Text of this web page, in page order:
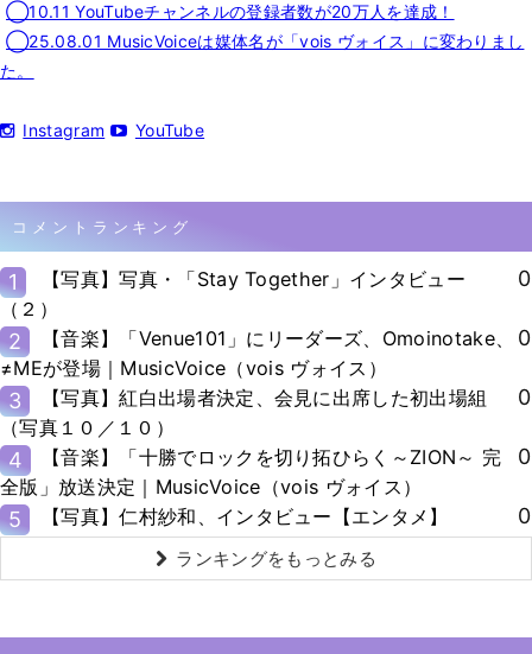
◯10.11 YouTubeチャンネルの登録者数が20万人を達成！
◯25.08.01 MusicVoiceは媒体名が「vois ヴォイス」に変わりまし
た。
Instagram YouTube
コメントランキング
1
【写真】写真・「Stay Together」インタビュー
（２）
0
2
【音楽】「Venue101」にリーダーズ、Omoinotake、
≠MEが登場｜MusicVoice（vois ヴォイス）
0
3
【写真】紅白出場者決定、会見に出席した初出場組
（写真１０／１０）
0
4
【音楽】「十勝でロックを切り拓ひらく～ZION～ 完
全版」放送決定｜MusicVoice（vois ヴォイス）
0
5 【写真】仁村紗和、インタビュー【エンタメ】 0
ランキングをもっとみる